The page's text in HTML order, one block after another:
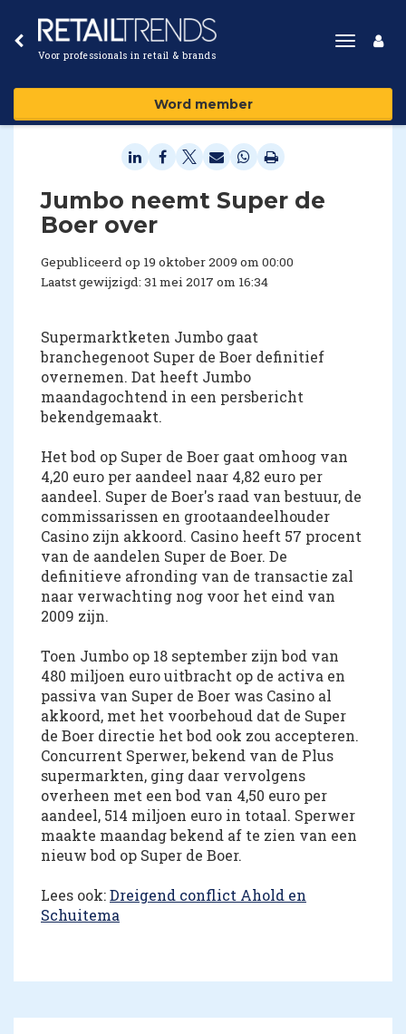
Voor professionals in retail & brands
Toggle
Word member
Jumbo neemt Super de
Boer over
Gepubliceerd op 19 oktober 2009 om 00:00
Laatst gewijzigd: 31 mei 2017 om 16:34
Supermarktketen Jumbo gaat
branchegenoot Super de Boer definitief
overnemen. Dat heeft Jumbo
maandagochtend in een persbericht
bekendgemaakt.
Het bod op Super de Boer gaat omhoog van
4,20 euro per aandeel naar 4,82 euro per
aandeel. Super de Boer's raad van bestuur, de
commissarissen en grootaandeelhouder
Casino zijn akkoord. Casino heeft 57 procent
van de aandelen Super de Boer. De
definitieve afronding van de transactie zal
naar verwachting nog voor het eind van
2009 zijn.
Toen Jumbo op 18 september zijn bod van
480 miljoen euro uitbracht op de activa en
passiva van Super de Boer was Casino al
akkoord, met het voorbehoud dat de Super
de Boer directie het bod ook zou accepteren.
Concurrent Sperwer, bekend van de Plus
supermarkten, ging daar vervolgens
overheen met een bod van 4,50 euro per
aandeel, 514 miljoen euro in totaal. Sperwer
maakte maandag bekend af te zien van een
nieuw bod op Super de Boer.
Lees ook:Dreigend conflict Ahold en
Schuitema